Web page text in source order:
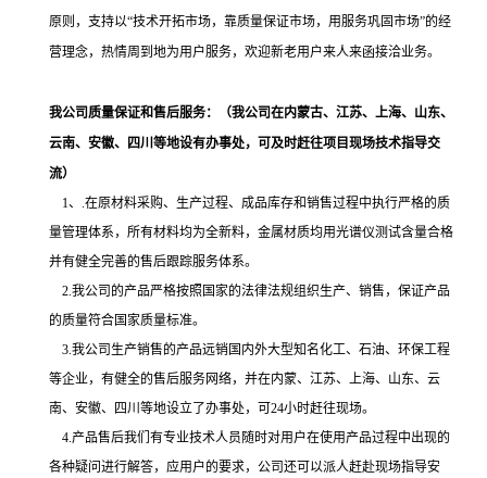
原则，支持以“技术开拓市场，靠质量保证市场，用服务巩固市场”的经
营理念，热情周到地为用户服务，欢迎新老用户来人来函接洽业务。
我公司质量保证和售后服务：
（我公司在内蒙古、江苏、上海、山东、
云南、安徽、四川等地设有办事处，可及时赶往项目现场技术指导交
流）
1、
.在原材料采购、生产过程、成品库存和销售过程中执行严格的质
量管理体系，所有材料均为全新料， 金属材质均用光谱仪测试含量合格
并有健全完善的售后跟踪服务体系。
2 .我公司的产品严格按照国家的法律法规组织生产、销售，保证产品
的质量符合国家质量标准。
3.我公司生产销售的产品远销国内外大型知名化工、石油、环保工程
等企业，有健全的售后服务网络，并在内蒙、江苏、上海、山东、云
南、安徽、四川等地设立了办事处 ，可24小时赶往现场。
4.产品售后我们有专业技术人员随时对用户在使用产品过程中出现的
各种疑问进行解答，应用户的要求，公司还可以派人赶赴现场指导安